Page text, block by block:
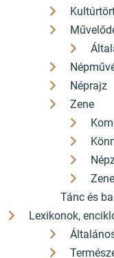
Néprajz
Zene
Tánc és
Lexikonok,